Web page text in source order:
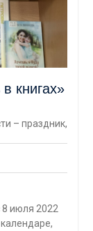
книгах»
– праздник,
8 июля 2022